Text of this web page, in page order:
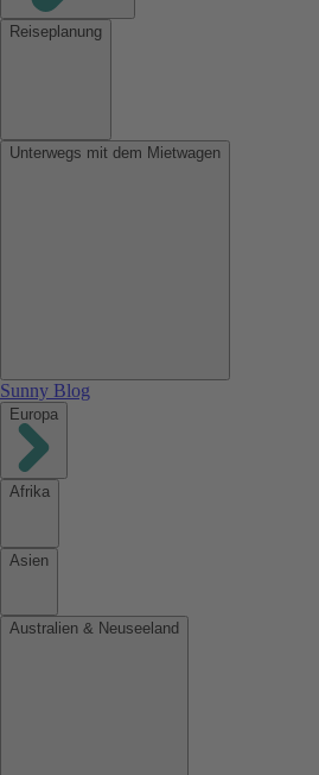
Reiseplanung
Unterwegs mit dem Mietwagen
Sunny Blog
Europa
Afrika
Asien
Australien & Neuseeland